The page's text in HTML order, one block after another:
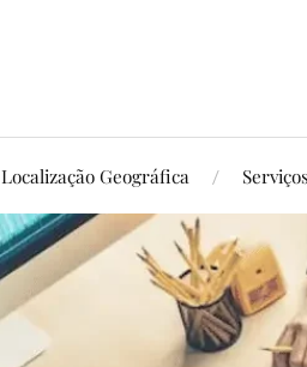
Localização Geográfica